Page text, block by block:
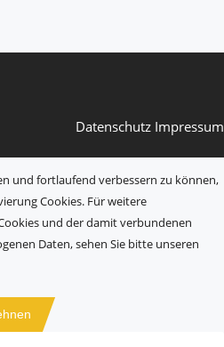
Datenschutz Impressum
und fortlaufend verbessern zu können,
Cookies. Für weitere
und der damit verbundenen
Daten, sehen Sie bitte unseren